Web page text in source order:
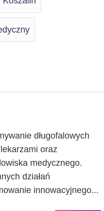
długofalowych
oraz
medycznego.
działań
innowacyjnego...